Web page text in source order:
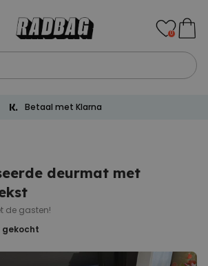
coupe met tekst
0
Betaal met Klarna
deurmat met
de gasten!
gekocht